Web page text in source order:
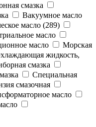
смазка
Вакуумное масло
масло (289)
масло
масло
Морская
жидкость,
смазка
Специальная
смазочная
масло